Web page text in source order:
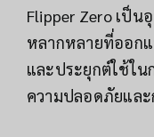
Flipper Zero เป็
หลากหลายที่ออก
และประยุกต์ใช้ใน
ความปลอดภัยและ